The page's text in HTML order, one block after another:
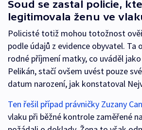
Soud se zastal policie,
legitimovala ženu ve
Policisté totiž mohou totožnost
podle údajů z evidence obyvatel. Ta
rodné příjmení matky, co uváděl
Pelikán, stačí ovšem uvést pouze
datum narození, jak konstatoval
Ten řešil případ právničky Zuzany
vlaku při běžné kontrole zaměřené